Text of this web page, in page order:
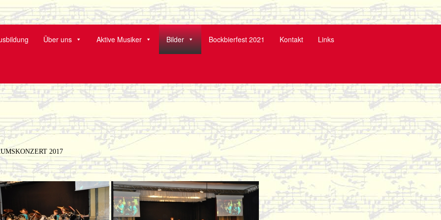
Wald
Über uns Aktive Musiker Bilder Bockbierfest 2021 Kontakt Links
2017